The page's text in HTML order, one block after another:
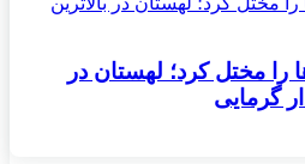
را مختل کرد؛ لهستان در
گرمایی